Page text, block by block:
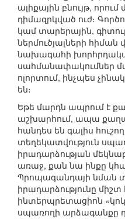
ալիքային բնույթ,
դիմազրկված ուժ։
կամ տարերային,
ներմուծյալների
նախագահի
սահմանափակումներ
ոլորտում, ինչպես
են։
Եթե մարդն ապրում է
աշխարհում, ապա
հանդես են գալիս
տեղեկատվություն
իրադարձության
առաջ, քան նա ինքը
Պրոպագանդայի նման
իրադարձությունը
ինտերպրետացիոն
սպառողի արձագանքը